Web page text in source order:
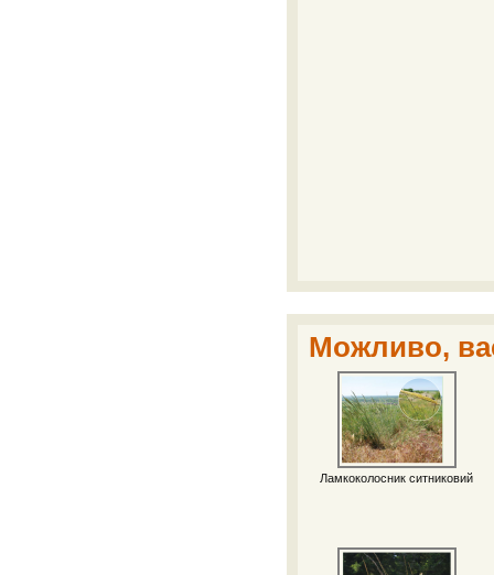
Можливо,
Ламкоколосник ситниковий